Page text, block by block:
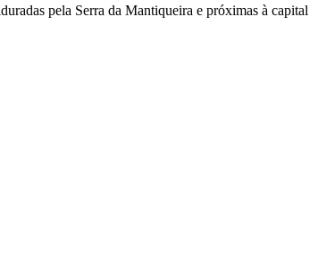
pela Serra da Mantiqueira e próximas à capital